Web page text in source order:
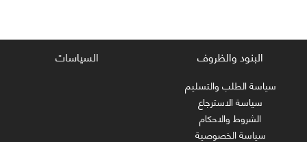
البنود والظروف
سياسة الطلب والتسليم
سياسة الاسترجاع
الشروط والاحكام
سياسة الخصوصية
السياسات